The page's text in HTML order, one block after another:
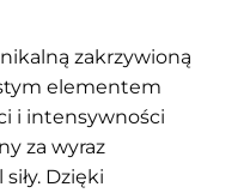
zakrzywioną
elementem
i intensywności
za wyraz
Dzięki